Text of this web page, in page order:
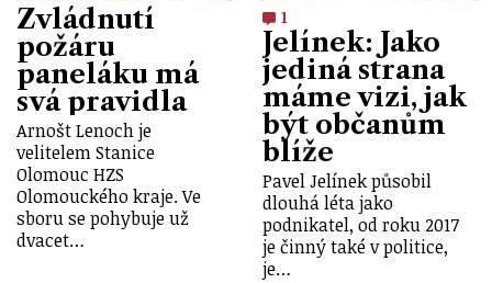
Zvládnutí
požáru
paneláku má
svá pravidla
Arnošt Lenoch je
velitelem Stanice
Olomouc HZS
Olomouckého kraje. Ve
sboru se pohybuje už
dvacet…
1
Jelínek: Jako
jediná strana
máme vizi, jak
být občanům
blíže
Pavel Jelínek působil
dlouhá léta jako
podnikatel, od roku 2017
je činný také v politice,
je…